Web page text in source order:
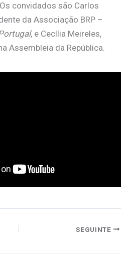
convidados são Carlos
da Associação BRP –
, e Cecília Meireles,
Assembleia da República.
SEGUINTE